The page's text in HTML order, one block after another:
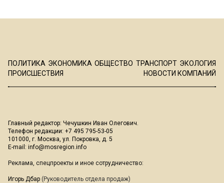
ПОЛИТИКА ЭКОНОМИКА ОБЩЕСТВО ТРАНСПОРТ ЭКОЛОГИЯ
ПРОИСШЕСТВИЯ
НОВОСТИ КОМПАНИЙ
Главный редактор: Чечушкин Иван Олегович.
Телефон редакции: +7 495 795-53-05
101000, г. Москва, ул. Покровка, д. 5
E-mail: info@mosregion.info
Реклама, спецпроекты и иное сотрудничество:
Игорь Дбар (Руководитель отдела продаж)